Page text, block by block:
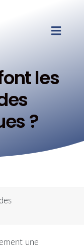
les
?
une